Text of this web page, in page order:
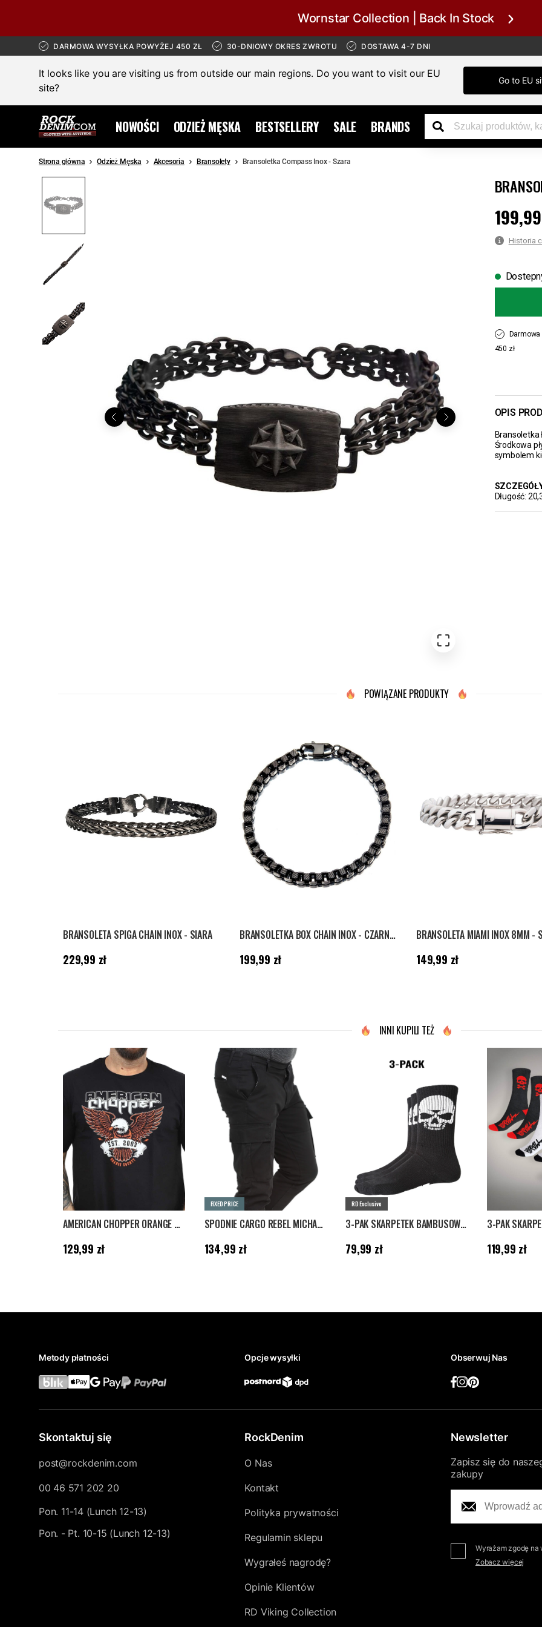
Wornstar Collection | Back In Stock
DARMOWA WYSYŁKA POWYŻEJ 450 ZŁ 30-DNIOWY OKRES ZWROTU DOSTAWA 4-7 DNI
It looks like you are visiting us from outside our main regions. Do you want to visit our EU
site?
Go to EU
NOWOŚCI ODZIEŻ MĘSKA BESTSELLERY SALE BRANDS
Strona główna Odzież Męska Akcesoria Bransolety Bransoletka Compass Inox - Szara
Cena:
Historia
Darmowa
450 zł
OPIS
Środkowa
symbolem
Długość:
POWIĄZANE PRODUKTY
BRANSOLETA SPIGA CHAIN INOX - SIARA
Cena: 229,99 zł
229,99 zł
BRANSOLETKA BOX CHAIN INOX - CZARNY/SREBRNY
Cena :199,99 zł
199,99 zł
BRANSOLETA MIAMI INOX 8MM -
Cena :149,99 zł
149,99 zł
INNI KUPILI TEŻ
AMERICAN CHOPPER ORANGE COUNTY T-SHIRT - CZARNY
Cena :129,99 zł
129,99 zł
FIXED PRICE
SPODNIE CARGO REBEL MICHAEL - CZARNE
Cena :134,99 zł
134,99 zł
RD Exclusive
3-PAK SKARPETEK BAMBUSOWYCH RD SKULL - CZARNE
Cena:79,99 zł
79,99 zł
Cena :119,99 zł
119,99 zł
Metody płatności Opcje wysyłki Obserwuj Nas
Skontaktuj się
post@rockdenim.com
00 46 571 202 20
Pon. 11-14 (Lunch 12-13)
Pon. - Pt. 10-15 (Lunch 12-13)
RockDenim
O Nas
Kontakt
Polityka prywatności
Regulamin sklepu
Wygrałeś nagrodę?
Opinie Klientów
RD Viking Collection
Newsletter
Zapisz się do
zakupy
Wyrażam zgodę
Zobacz więcej